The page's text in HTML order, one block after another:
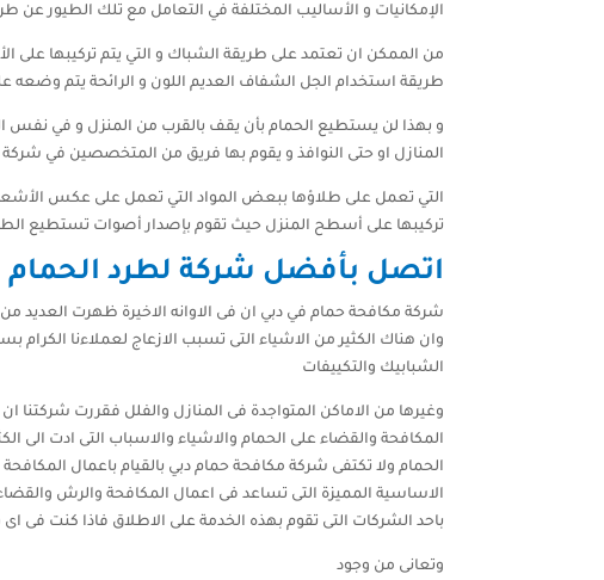
الإمكانيات و الأساليب المختلفة في التعامل مع تلك الطيور عن
من الممكن ان تعتمد على طريقة الشباك و التي يتم تركيبها على
طريقة استخدام الجل الشفاف العديم اللون و الرائحة يتم وضعه
و بهذا لن يستطيع الحمام بأن يقف بالقرب من المنزل و في نفس
المنازل او حتى النوافذ و يقوم بها فريق من المتخصصين في
التي تعمل على طلاؤها ببعض المواد التي تعمل على عكس الأشعة
تركيبها على أسطح المنزل حيث تقوم بإصدار أصوات تستطيع
اتصل بأفضل شركة لطرد الحمام
شركة مكافحة حمام في دبي ان فى الاوانه الاخيرة ظهرت العديد
وان هناك الكثير من الاشياء التى تسبب الازعاج لعملاءنا
الشبابيك والتكييفات
وغيرها من الاماكن المتواجدة فى المنازل والفلل فقررت شركتنا
المكافحة والقضاء على الحمام والاشياء والاسباب التى ادت الى
الحمام ولا تكتفى شركة مكافحة حمام دبي بالقيام باعمال
الاساسية المميزة التى تساعد فى اعمال المكافحة والرش
باحد الشركات التى تقوم بهذه الخدمة على الاطلاق فاذا كنت فى
وتعانى من وجود